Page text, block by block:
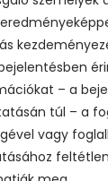
– a
túl – a
vagy